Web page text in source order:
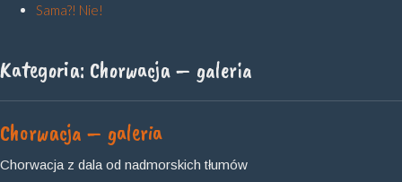
Sama?! Nie!
Kategoria: Chorwacja – galeria
Chorwacja – galeria
Chorwacja z dala od nadmorskich tłumów